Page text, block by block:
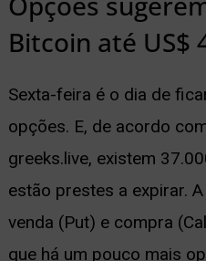
Bitcoin até US$
Sexta-feira é o dia de
opções. E, de acordo
greeks.live, existem
estão prestes a expirar.
venda (Put) e compra
que há um pouco mais